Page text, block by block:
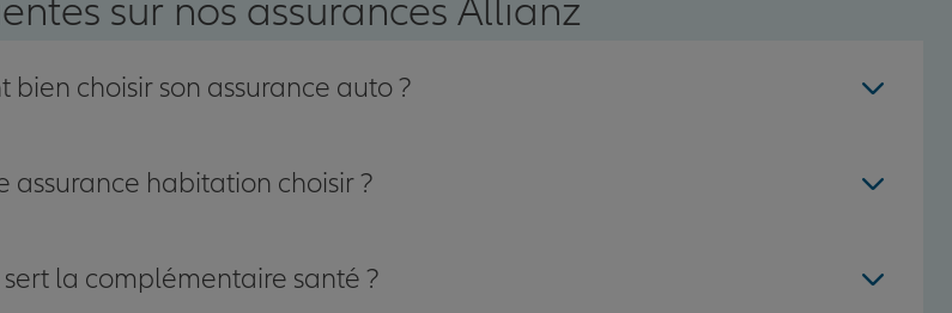
sur nos assurances Allianz
bien choisir son assurance auto ?
assurance habitation choisir ?
la complémentaire santé ?